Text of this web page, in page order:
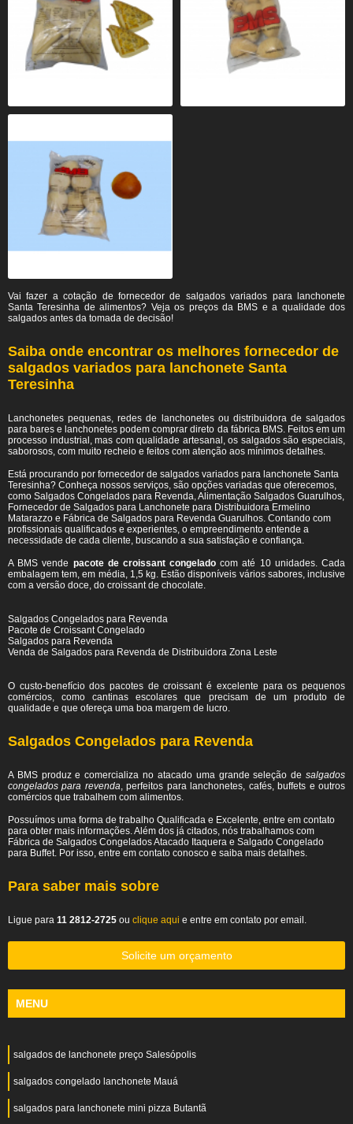
Vai fazer a cotação de fornecedor de salgados variados para lanchonete
Santa Teresinha de alimentos? Veja os preços da BMS e a qualidade dos
salgados antes da tomada de decisão!
Saiba onde encontrar os melhores fornecedor de
salgados variados para lanchonete Santa
Teresinha
Lanchonetes pequenas, redes de lanchonetes ou distribuidora de salgados
para bares e lanchonetes podem comprar direto da fábrica BMS. Feitos em um
processo industrial, mas com qualidade artesanal, os salgados são especiais,
saborosos, com muito recheio e feitos com atenção aos mínimos detalhes.
Está procurando por fornecedor de salgados variados para lanchonete Santa
Teresinha? Conheça nossos serviços, são opções variadas que oferecemos,
como Salgados Congelados para Revenda, Alimentação Salgados Guarulhos,
Fornecedor de Salgados para Lanchonete para Distribuidora Ermelino
Matarazzo e Fábrica de Salgados para Revenda Guarulhos. Contando com
profissionais qualificados e experientes, o empreendimento entende a
necessidade de cada cliente, buscando a sua satisfação e confiança.
A BMS vende pacote de croissant congelado com até 10 unidades. Cada
embalagem tem, em média, 1,5 kg. Estão disponíveis vários sabores, inclusive
com a versão doce, do croissant de chocolate.
Salgados Congelados para Revenda
Pacote de Croissant Congelado
Salgados para Revenda
Venda de Salgados para Revenda de Distribuidora Zona Leste
O custo-benefício dos pacotes de croissant é excelente para os pequenos
comércios, como cantinas escolares que precisam de um produto de
qualidade e que ofereça uma boa margem de lucro.
Salgados Congelados para Revenda
A BMS produz e comercializa no atacado uma grande seleção de salgados
congelados para revenda, perfeitos para lanchonetes, cafés, buffets e outros
comércios que trabalhem com alimentos.
Possuímos uma forma de trabalho Qualificada e Excelente, entre em contato
para obter mais informações. Além dos já citados, nós trabalhamos com
Fábrica de Salgados Congelados Atacado Itaquera e Salgado Congelado
para Buffet. Por isso, entre em contato conosco e saiba mais detalhes.
Para saber mais sobre
Ligue para 11 2812-2725 ou clique aqui e entre em contato por email.
Solicite um orçamento
MENU
salgados de lanchonete preço Salesópolis
salgados congelado lanchonete Mauá
salgados para lanchonete mini pizza Butantã